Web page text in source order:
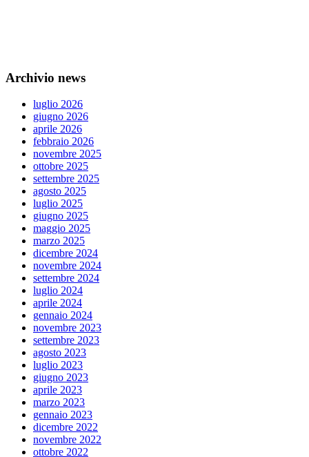
Archivio news
luglio 2026
giugno 2026
aprile 2026
febbraio 2026
novembre 2025
ottobre 2025
settembre 2025
agosto 2025
luglio 2025
giugno 2025
maggio 2025
marzo 2025
dicembre 2024
novembre 2024
settembre 2024
luglio 2024
aprile 2024
gennaio 2024
novembre 2023
settembre 2023
agosto 2023
luglio 2023
giugno 2023
aprile 2023
marzo 2023
gennaio 2023
dicembre 2022
novembre 2022
ottobre 2022